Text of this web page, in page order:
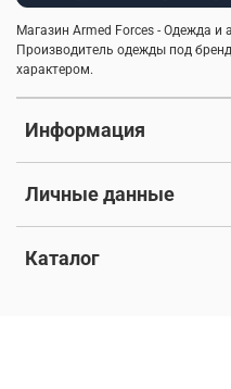
Информация
Личные данные
Каталог
Магазин Armed Forces - Одежда и
Производитель одежды под
характером.